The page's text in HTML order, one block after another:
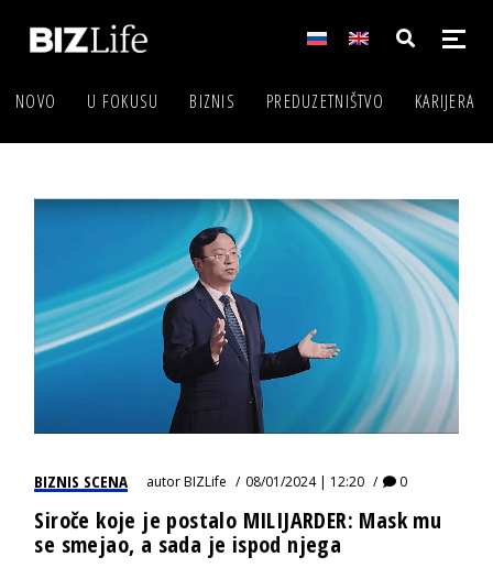
NOVO U FOKUSU BIZNIS PREDUZETNIŠTVO KARIJERA
BIZNIS SCENA autorBIZLife 08/01/2024 | 12:20 0
Siroče koje je postalo MILIJARDER: Mask mu
se smejao, a sada je ispod njega